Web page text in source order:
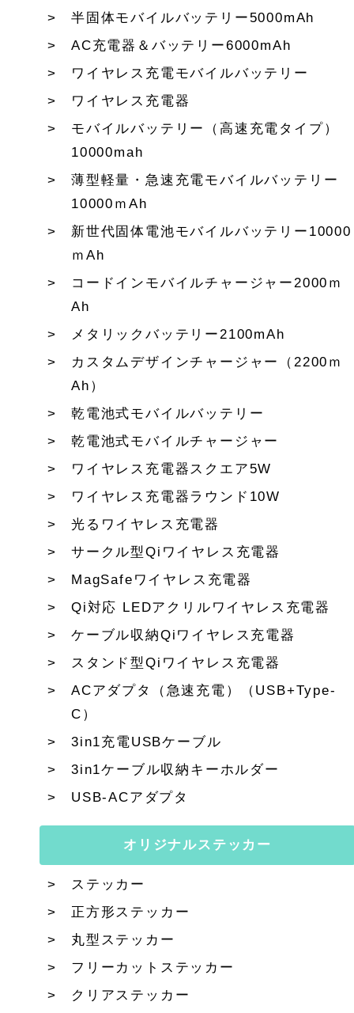
半固体モバイルバッテリー5000mAh
AC充電器＆バッテリー6000mAh
ワイヤレス充電モバイルバッテリー
ワイヤレス充電器
モバイルバッテリー（高速充電タイプ）
10000mah
薄型軽量・急速充電モバイルバッテリー
10000ｍAh
新世代固体電池モバイルバッテリー10000
ｍAh
コードインモバイルチャージャー2000ｍ
Ah
メタリックバッテリー2100mAh
カスタムデザインチャージャー（2200ｍ
Ah）
乾電池式モバイルバッテリー
乾電池式モバイルチャージャー
ワイヤレス充電器スクエア5W
ワイヤレス充電器ラウンド10W
光るワイヤレス充電器
サークル型Qiワイヤレス充電器
MagSafeワイヤレス充電器
Qi対応 LEDアクリルワイヤレス充電器
ケーブル収納Qiワイヤレス充電器
スタンド型Qiワイヤレス充電器
ACアダプタ（急速充電）（USB+Type-
C）
3in1充電USBケーブル
3in1ケーブル収納キーホルダー
USB-ACアダプタ
オリジナルステッカー
ステッカー
正方形ステッカー
丸型ステッカー
フリーカットステッカー
クリアステッカー